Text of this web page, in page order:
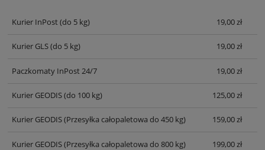
Kurier InPost(do 5 kg) 19,00 zł
Kurier GLS(do 5 kg) 19,00 zł
Paczkomaty InPost 24/7 19,00 zł
Kurier GEODIS(do 100 kg) 125,00 zł
Kurier GEODIS(Przesyłka całopaletowa do 450 kg) 159,00 zł
Kurier GEODIS(Przesyłka całopaletowa do 800 kg) 199,00 zł